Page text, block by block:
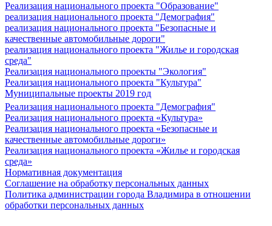
Реализация национального проекта "Образование"
реализация национального проекта "Демография"
реализация национального проекта "Безопасные и
качественные автомобильные дороги"
реализация национального проекта "Жилье и городская
среда"
Реализация национального проекты "Экология"
Реализация национального проекта "Культура"
Муниципальные проекты 2019 год
Реализация национального проекта "Демография"
Реализация национального проекта «Культура»
Реализация национального проекта «Безопасные и
качественные автомобильные дороги»
Реализация национального проекта «Жилье и городская
среда»
Нормативная документация
Соглашение на обработку персональных данных
Политика администрации города Владимира в отношении
обработки персональных данных